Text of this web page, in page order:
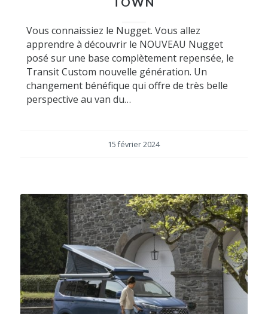
Vous connaissiez le Nugget. Vous allez
apprendre à découvrir le NOUVEAU Nugget
posé sur une base complètement repensée, le
Transit Custom nouvelle génération. Un
changement bénéfique qui offre de très belle
perspective au van du…
15 février 2024